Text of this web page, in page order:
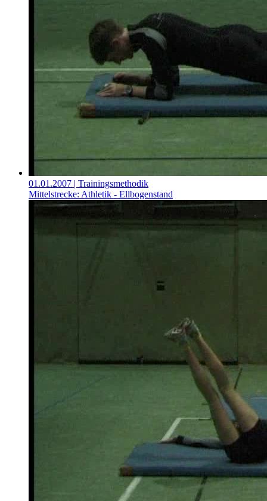
01.01.2007 | Trainingsmethodik
Mittelstrecke: Athletik - Ellbogenstand